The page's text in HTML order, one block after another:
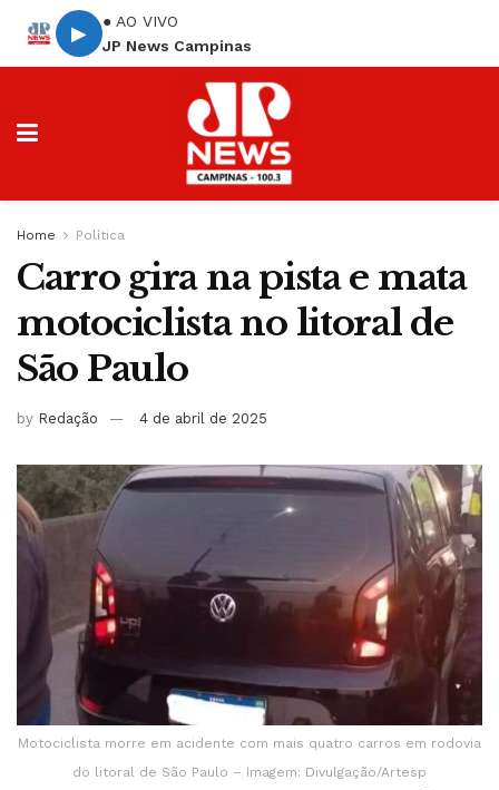
▶
● AO VIVO
JP News Campinas
Home Política
Carro gira na pista e mata
motociclista no litoral de
São Paulo
by Redação 4 de abril de 2025
Motociclista morre em acidente com mais quatro carros em rodovia
do litoral de São Paulo – Imagem: Divulgação/Artesp